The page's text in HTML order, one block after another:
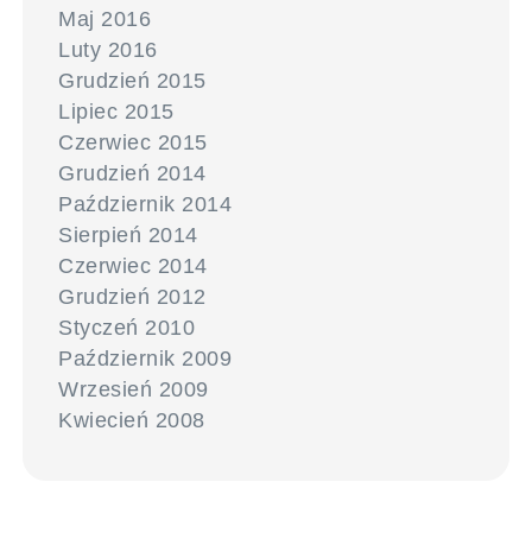
Maj 2016
Luty 2016
Grudzień 2015
Lipiec 2015
Czerwiec 2015
Grudzień 2014
Październik 2014
Sierpień 2014
Czerwiec 2014
Grudzień 2012
Styczeń 2010
Październik 2009
Wrzesień 2009
Kwiecień 2008